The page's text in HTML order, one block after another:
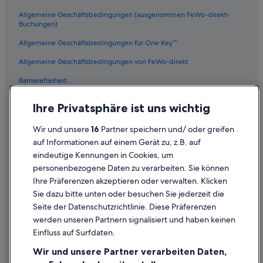
Hilton Hotels in Downtown Los Angeles
Los Angeles Hotels
Historische in Downtown Los Angeles
Romantische in Downtown Los Angeles
Allgemeine Geschäftsbedingungen (ausgenommen FeWo-direkt-
Buchungen)
Allgemeine Geschäftsbedingungen für One Key™
Allgemeine Geschäftsbedingungen von FeWo-direkt
Barrierefreiheit
Inhaltsrichtlinien und Melden von Inhalten
Hilfe
Hilfe
Flug stornieren
Rückerstattungsdauer
Ihre Privatsphäre ist uns wichtig
Wir und unsere16 Partner speichern und/ oder greifen
auf Informationen auf einem Gerät zu, z.B. auf
eindeutige Kennungen in Cookies, um
personenbezogene Daten zu verarbeiten. Sie können
Ihre Präferenzen akzeptieren oder verwalten. Klicken
Sie dazu bitte unten oder besuchen Sie jederzeit die
Seite der Datenschutzrichtlinie. Diese Präferenzen
werden unseren Partnern signalisiert und haben keinen
Einfluss auf Surfdaten.
Wir und unsere Partner verarbeiten Daten,